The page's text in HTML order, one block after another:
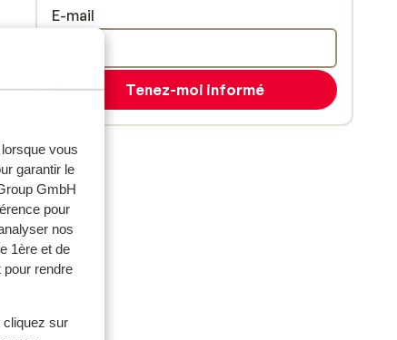
vous
garantir le
GmbH
pour
nos
1ère et de
rendre
sur
E-mail
Tenez-moi informé